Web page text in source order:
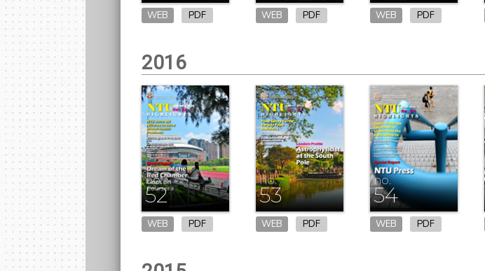
WEB PDF WEB PDF WEB PDF
2016
no.
52
WEB PDF
no.
53
WEB PDF
no.
54
WEB PDF